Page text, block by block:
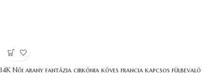
14K Női arany fantázia cirkónia köves francia kapcsos fülbevaló